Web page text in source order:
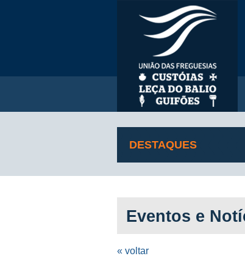
DESTAQUES
Eventos e
« voltar